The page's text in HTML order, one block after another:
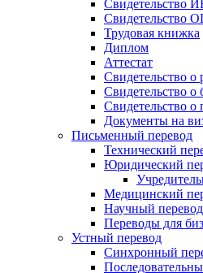
Свидетельство
Свидетельство
Трудовая книжка
Диплом
Аттестат
Свидетельство о
Свидетельство о
Свидетельство
Документы на
Письменный перевод
Технический
Юридический
Медицинский
Научный перевод
Переводы для
Устный перевод
Синхронный